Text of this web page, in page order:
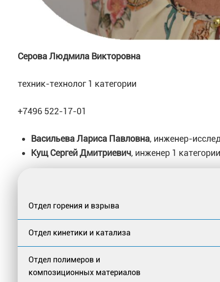
Серова Людмила Викторовна
техник-технолог 1 категории
+7496 522-17-01
Васильева Лариса Павловна, инженер-
Кущ Сергей Дмитриевич, инженер 1
Отдел горения и взрыва
Отдел кинетики и катализа
Отдел полимеров и
композиционных материалов